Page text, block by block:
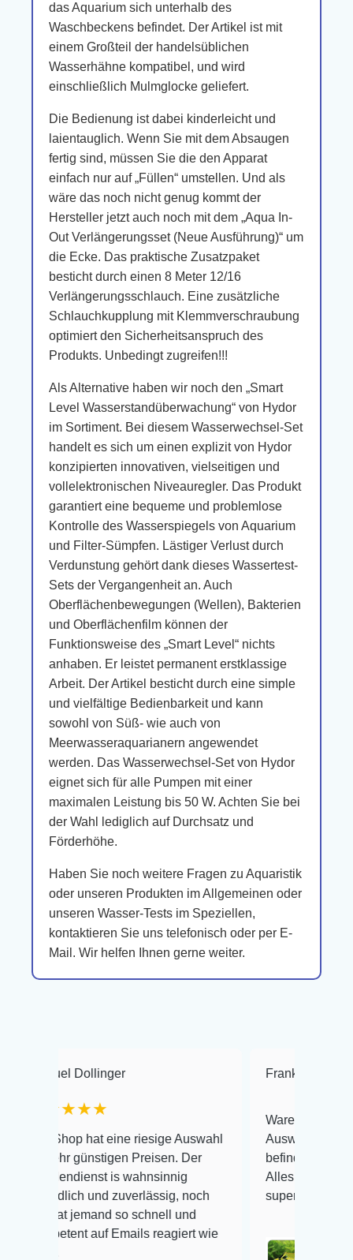
das Aquarium sich unterhalb des
Waschbeckens befindet. Der Artikel ist mit
einem Großteil der handelsüblichen
Wasserhähne kompatibel, und wird
einschließlich Mulmglocke geliefert.
Die Bedienung ist dabei kinderleicht und
laientauglich. Wenn Sie mit dem Absaugen
fertig sind, müssen Sie die den Apparat
einfach nur auf „Füllen“ umstellen. Und als
wäre das noch nicht genug kommt der
Hersteller jetzt auch noch mit dem „Aqua In-
Out Verlängerungsset (Neue Ausführung)“ um
die Ecke. Das praktische Zusatzpaket
besticht durch einen 8 Meter 12/16
Verlängerungsschlauch. Eine zusätzliche
Schlauchkupplung mit Klemmverschraubung
optimiert den Sicherheitsanspruch des
Produkts. Unbedingt zugreifen!!!
Als Alternative haben wir noch den „Smart
Level Wasserstandüberwachung“ von Hydor
im Sortiment. Bei diesem Wasserwechsel-Set
handelt es sich um einen explizit von Hydor
konzipierten innovativen, vielseitigen und
vollelektronischen Niveauregler. Das Produkt
garantiert eine bequeme und problemlose
Kontrolle des Wasserspiegels von Aquarium
und Filter-Sümpfen. Lästiger Verlust durch
Verdunstung gehört dank dieses Wassertest-
Sets der Vergangenheit an. Auch
Oberflächenbewegungen (Wellen), Bakterien
und Oberflächenfilm können der
Funktionsweise des „Smart Level“ nichts
anhaben. Er leistet permanent erstklassige
Arbeit. Der Artikel besticht durch eine simple
und vielfältige Bedienbarkeit und kann
sowohl von Süß- wie auch von
Meerwasseraquarianern angewendet
werden. Das Wasserwechsel-Set von Hydor
eignet sich für alle Pumpen mit einer
maximalen Leistung bis 50 W. Achten Sie bei
der Wahl lediglich auf Durchsatz und
Förderhöhe.
Haben Sie noch weitere Fragen zu Aquaristik
oder unseren Produkten im Allgemeinen oder
unseren Wasser-Tests im Speziellen,
kontaktieren Sie uns telefonisch oder per E-
Mail. Wir helfen Ihnen gerne weiter.
hat eine riesige Auswahl
günstigen Preisen. Der
is wahnsinnig
und zuverlässig, noch
jemand so schnell und
auf Emails reagiert wie
Frank Hackmayer
Warenanlieferung Top und
Auswahl plus
befinden der Fische
Alles ist quick lebendig
super Zustand. Gerne